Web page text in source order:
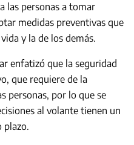
las personas a tomar
medidas preventivas que
y la de los demás.
enfatizó que la seguridad
que requiere de la
personas, por lo que se
al volante tienen un
plazo.